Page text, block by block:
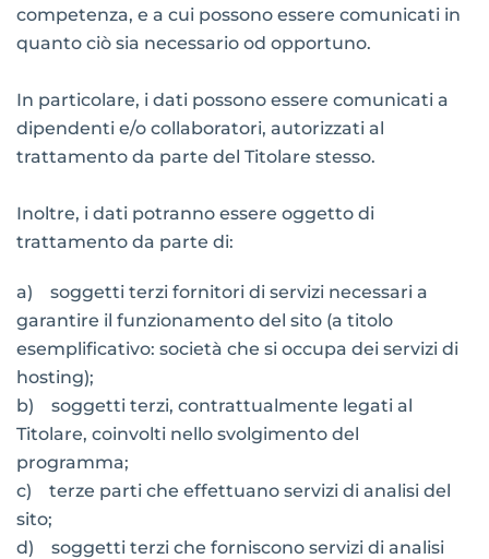
competenza, e a cui possono essere comunicati in
quanto ciò sia necessario od opportuno.
In particolare, i dati possono essere comunicati a
dipendenti e/o collaboratori, autorizzati al
trattamento da parte del Titolare stesso.
Inoltre, i dati potranno essere oggetto di
trattamento da parte di:
a) soggetti terzi fornitori di servizi necessari a
garantire il funzionamento del sito (a titolo
esemplificativo: società che si occupa dei servizi di
hosting);
b) soggetti terzi, contrattualmente legati al
Titolare, coinvolti nello svolgimento del
programma;
c) terze parti che effettuano servizi di analisi del
sito;
d) soggetti terzi che forniscono servizi di analisi